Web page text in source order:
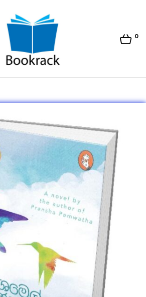
Bookrack.lk
0